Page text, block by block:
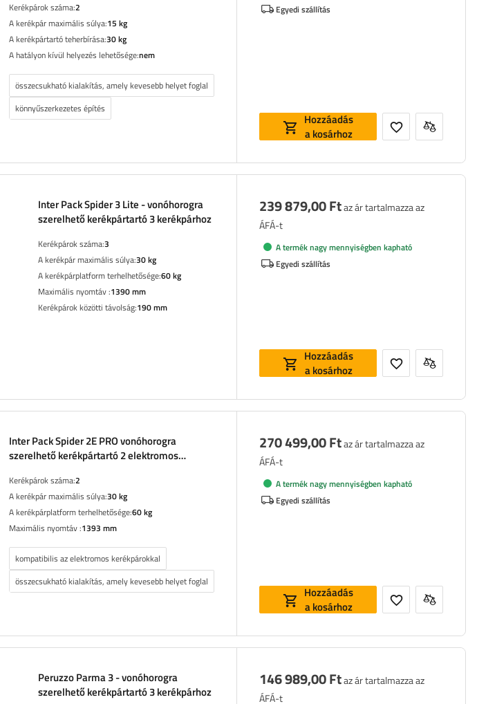
Kerékpárok száma:2
A kerékpár maximális súlya:15 kg
A kerékpártartó teherbírása:30 kg
A hatályon kívül helyezés lehetősége:nem
összecsukható kialakítás, amely kevesebb helyet foglal
könnyűszerkezetes építés
Egyedi szállítás
Hozzáadás
a kosárhoz
Inter Pack Spider 3 Lite - vonóhorogra
szerelhető kerékpártartó 3 kerékpárhoz
Kerékpárok száma:3
A kerékpár maximális súlya:30 kg
A kerékpárplatform terhelhetősége:60 kg
Maximális nyomtáv :1390 mm
Kerékpárok közötti távolság:190 mm
239 879,00 Ftaz ár tartalmazza az
ÁFÁ-t
A termék nagy mennyiségben kapható
Egyedi szállítás
Hozzáadás
a kosárhoz
Inter Pack Spider 2E PRO vonóhorogra
szerelhető kerékpártartó 2 elektromos
Kerékpárok száma:2
A kerékpár maximális súlya:30 kg
A kerékpárplatform terhelhetősége:60 kg
Maximális nyomtáv :1393 mm
kompatibilis az elektromos kerékpárokkal
összecsukható kialakítás, amely kevesebb helyet foglal
270 499,00 Ftaz ár tartalmazza az
ÁFÁ-t
A termék nagy mennyiségben kapható
Egyedi szállítás
Hozzáadás
a kosárhoz
Peruzzo Parma 3 - vonóhorogra
szerelhető kerékpártartó 3 kerékpárhoz
146 989,00 Ftaz ár tartalmazza az
ÁFÁ-t